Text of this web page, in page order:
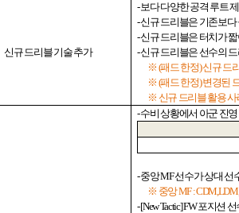
신규드리블 기술 추가
-보다 다양한 공격 루트
-신규 드리블은 기존보
-신규 드리블은 터치가
-신규 드리블은 선수의
※ (패드 한정)신규 드
※ (패드 한정)변경된
※ 신규 드리블 활용
-수비 상황에서 아군 진영
-중앙MF선수가 상대 선
※ 중앙MF :
- [New Tactic] FW포지션